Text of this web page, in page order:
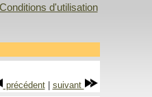
Conditions d'utilisation
précédent| suivant